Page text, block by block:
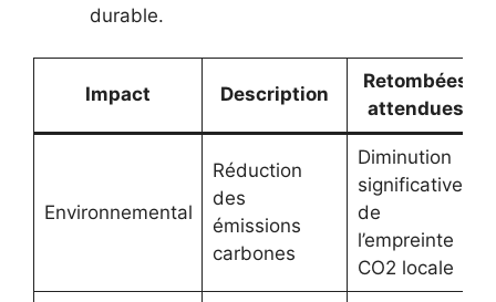
durable.
Impact Description
Retombées
attendues
Environnemental
Réduction
des
émissions
carbones
Diminution
significative
de
l’empreinte
CO2 locale